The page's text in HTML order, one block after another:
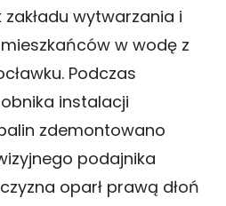
zakładu wytwarzania i
w wodę z
Podczas
instalacji
zdemontowano
podajnika
oparł prawą dłoń